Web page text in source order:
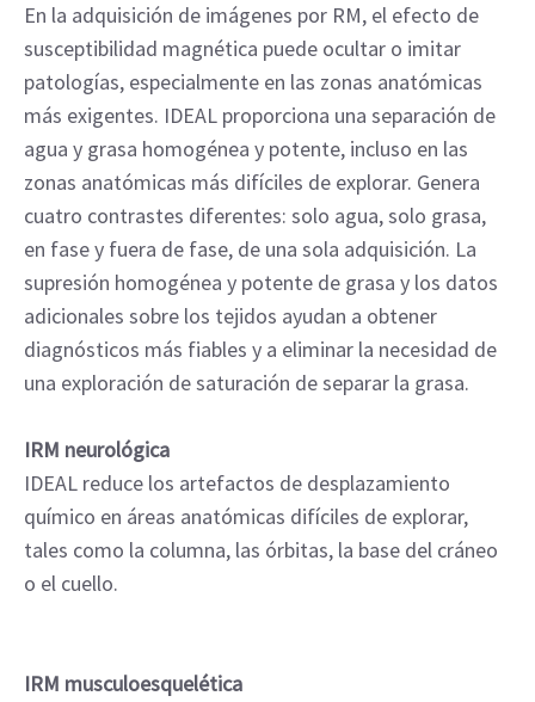
En la adquisición de imágenes por RM, el efecto de
susceptibilidad magnética puede ocultar o imitar
patologías, especialmente en las zonas anatómicas
más exigentes. IDEAL proporciona una separación de
agua y grasa homogénea y potente, incluso en las
zonas anatómicas más difíciles de explorar. Genera
cuatro contrastes diferentes: solo agua, solo grasa,
en fase y fuera de fase, de una sola adquisición. La
supresión homogénea y potente de grasa y los datos
adicionales sobre los tejidos ayudan a obtener
diagnósticos más fiables y a eliminar la necesidad de
una exploración de saturación de separar la grasa.
IRM neurológica
IDEAL reduce los artefactos de desplazamiento
químico en áreas anatómicas difíciles de explorar,
tales como la columna, las órbitas, la base del cráneo
o el cuello.
IRM musculoesquelética